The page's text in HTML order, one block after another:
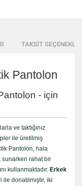
TAKSİT
Pantolon
- için
ve taktığınız
ile üretilmiş
Pantolon, hala
sunarken rahat bir
kullanmaktadır. Erkek
donatılmıştır, iki